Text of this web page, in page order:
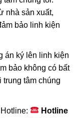
nhà sản xuất,
bảo linh kiện
án ký lên linh kiện
bảo không có bất
trung tâm chúng
Hotline:
Hotline